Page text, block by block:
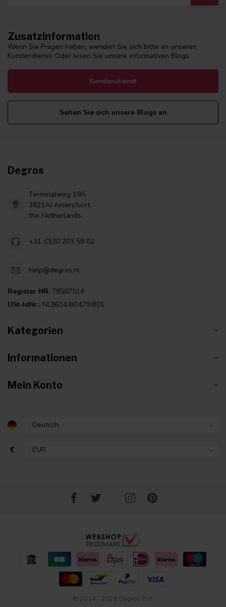
Zusatzinformation
Wenn Sie Fragen haben, wenden Sie sich bitte an unseren
Kundendienst. Oder lesen Sie unsere informativen Blogs.
Kundendienst
Sehen Sie sich unsere Blogs an
Degros
Terminalweg 19A
3821AJ Amersfoort
the Netherlands
+31 (0)30 203 59 02
help@degros.nl
Register NR: 78587514
USt-IdNr.: NL8614.60.479.B01
Kategorien
Informationen
Mein Konto
€
© 2014 - 2026 Degros B.V.